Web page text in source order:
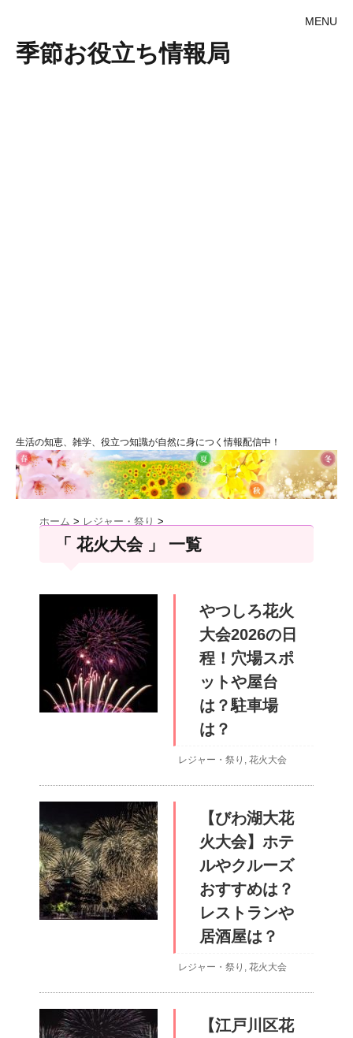
MENU
季節お役立ち情報局
生活の知恵、雑学、役立つ知識が自然に身につく情報配信中！
ホーム > レジャー・祭り >
「 花火大会 」 一覧
やつしろ花火
大会2026の日
程！穴場スポ
ットや屋台
は？駐車場
は？
レジャー・祭り , 花火大会
【びわ湖大花
火大会】ホテ
ルやクルーズ
おすすめは？
レストランや
居酒屋は？
レジャー・祭り , 花火大会
【江戸川区花